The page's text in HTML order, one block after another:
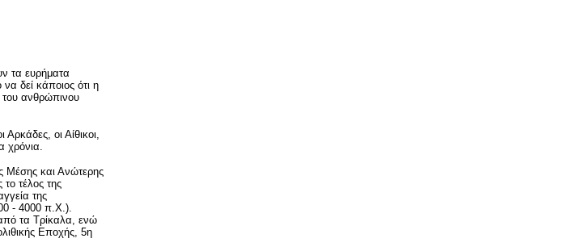
τα ευρήματα
δεί κάποιος ότι η
του ανθρώπινου
οι Αίθικοι,
χρόνια.
Μέσης και Ανώτερης
τέλος της
της
- 4000 π.Χ.).
τα Τρίκαλα, ενώ
Εποχής, 5η